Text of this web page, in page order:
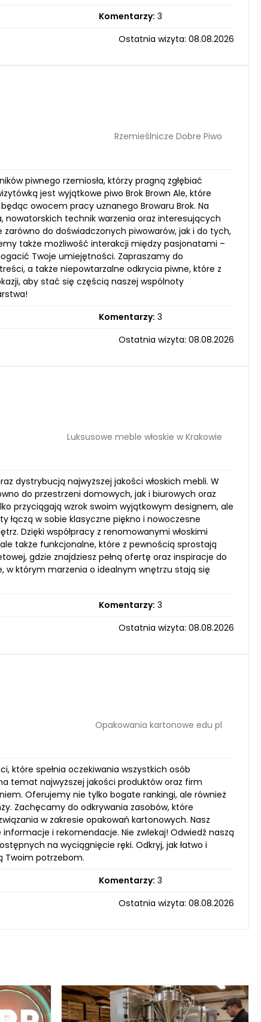
Komentarzy: 3
Ostatnia wizyta: 08.08.2026
Rzemieślnicze Dobre Piwo
piwnego rzemiosła, którzy pragną zgłębiać
jest wyjątkowe piwo Brok Brown Ale, które
owocem pracy uznanego Browaru Brok. Na
nowatorskich technik warzenia oraz interesujących
do doświadczonych piwowarów, jak i do tych,
także możliwość interakcji między pasjonatami –
Twoje umiejętności. Zapraszamy do
a także niepowtarzalne odkrycia piwne, które z
aby stać się częścią naszej wspólnoty
Komentarzy: 3
Ostatnia wizyta: 08.08.2026
Luksusowe meble włoskie w Krakowie
dystrybucją najwyższej jakości włoskich mebli. W
do przestrzeni domowych, jak i biurowych oraz
przyciągają wzrok swoim wyjątkowym designem, ale
łączą w sobie klasyczne piękno i nowoczesne
Dzięki współpracy z renomowanymi włoskimi
także funkcjonalne, które z pewnością sprostają
gdzie znajdziesz pełną ofertę oraz inspiracje do
w którym marzenia o idealnym wnętrzu stają się
Komentarzy: 3
Ostatnia wizyta: 08.08.2026
Opakowania kartonowe edu pl
które spełnia oczekiwania wszystkich osób
temat najwyższej jakości produktów oraz firm
Oferujemy nie tylko bogate rankingi, ale również
Zachęcamy do odkrywania zasobów, które
w zakresie opakowań kartonowych. Nasz
i rekomendacje. Nie zwlekaj! Odwiedź naszą
na wyciągnięcie ręki. Odkryj, jak łatwo i
Twoim potrzebom.
Komentarzy: 3
Ostatnia wizyta: 08.08.2026